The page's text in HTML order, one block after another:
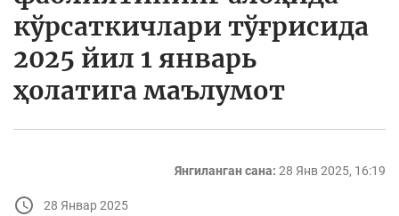
кўрсаткичлари тўғрисида
2025 йил 1 январь
ҳолатига маълумот
Янгиланган сана: 28 Янв 2025, 16:19
28 Январ 2025